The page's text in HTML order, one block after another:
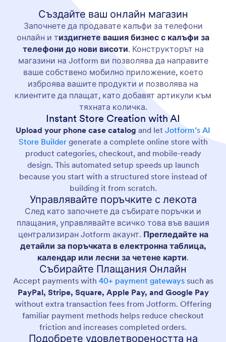
Създайте ваш онлайн магазин
Започнете да продавате калъфи за телефони
онлайн и тиздигнете вашия бизнес с калъфи за
телефони до нови висоти. Конструкторът на
магазини на Jotform ви позволява да направите
ваше собствено мобилно приложение, което
изброява вашите продукти и позволява на
клиентите да плащат, като добавят артикули към
тяхната количка.
Instant Store Creation with AI
Upload your phone case catalog and let Jotform’s AI
Store Buildergenerate a complete online store with
product categories, checkout, and mobile-ready
design. This automated setup speeds up launch
because you start with a structured store instead of
building it from scratch.
Управлявайте поръчките с лекота
След като започнете да събирате поръчки и
плащания, управлявайте всичко това във вашия
централизиран Jotform акаунт. Прегледайте на
детайли за поръчката в електронна таблица,
календар или лесни за четене карти.
Събирайте Плащания Онлайн
Accept payments with 40+ payment gatewayssuch as
PayPal, Stripe, Square, Apple Pay, and Google Pay
without extra transaction fees from Jotform. Offering
familiar payment methods helps reduce checkout
friction and increases completed orders.
Подобрете удовлетвореността на